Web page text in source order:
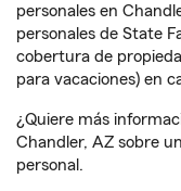
personales en
personales de State
cobertura de
para vacaciones) en
¿Quiere más
Chandler, AZ sobre
personal.